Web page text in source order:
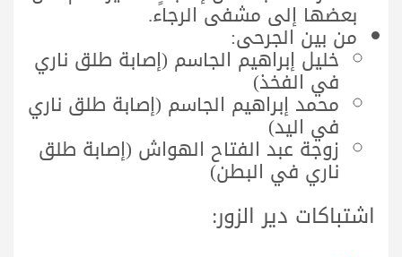
بعضها إلى مشفى الرجاء.
من بين الجرحى:
خليل إبراهيم الجاسم (إصابة طلق ناري
في الفخذ)
محمد إبراهيم الجاسم (إصابة طلق ناري
في اليد)
زوجة عبد الفتاح الهواش (إصابة طلق
ناري في البطن)
اشتباكات دير الزور: